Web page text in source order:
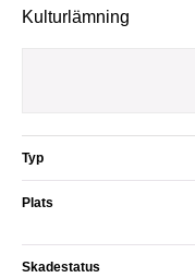
Kulturlämning
Typ
Plats
Skadestatus